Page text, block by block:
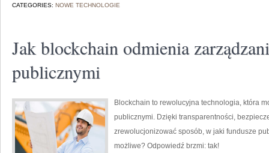
CATEGORIES: NOWE TECHNOLOGIE
Jak blockchain odmienia
publicznymi
Blockchain to rewolucyjna technologia, która
publicznymi. Dzięki transparentności,
zrewolucjonizować sposób, w jaki fundusze
możliwe? Odpowiedź brzmi: tak!